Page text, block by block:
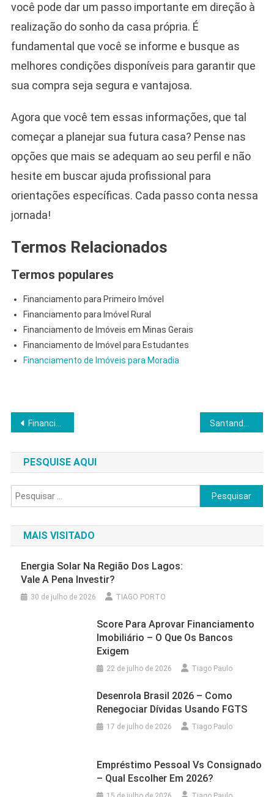
você pode dar um passo importante em direção à
realização do sonho da casa própria. É
fundamental que você se informe e busque as
melhores condições disponíveis para garantir que
sua compra seja segura e vantajosa.
Agora que você tem essas informações, que tal
começar a planejar sua futura casa? Pense nas
opções que mais se adequam ao seu perfil e não
hesite em buscar ajuda profissional para
orientações específicas. Cada passo conta nessa
jornada!
Termos Relacionados
Termos populares
Financiamento para Primeiro Imóvel
Financiamento para Imóvel Rural
Financiamento de Imóveis em Minas Gerais
Financiamento de Imóvel para Estudantes
Financiamento de Imóveis para Moradia
Navegação
de
Post
Financiamento de Imóveis para Investidores
PESQUISE AQUI
Pesquisar
por:
MAIS VISITADO
Energia Solar Na Região Dos Lagos:
Vale A Pena Investir?
30 de julho de 2026 TIAGO PORTO
Score Para Aprovar Financiamento
Imobiliário – O Que Os Bancos
Exigem
22 de julho de 2026 Tiago Paulo
Desenrola Brasil 2026 – Como
Renegociar Dívidas Usando FGTS
17 de julho de 2026 Tiago Paulo
Empréstimo Pessoal Vs Consignado
– Qual Escolher Em 2026?